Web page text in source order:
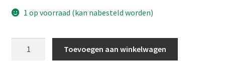
1 op voorraad (kan nabesteld worden)
Toevoegen aan winkelwagen